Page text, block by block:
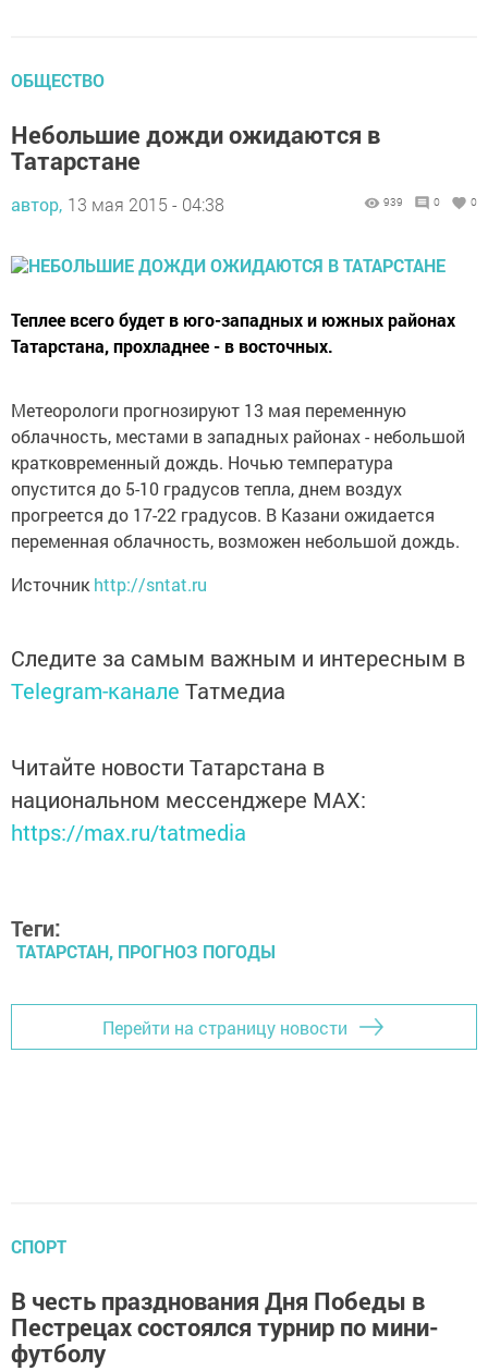
ОБЩЕСТВО
Небольшие дожди ожидаются в
Татарстане
автор, 13 мая 2015 - 04:38 939 0 0
Теплее всего будет в юго-западных и южных районах
Татарстана, прохладнее - в восточных.
Метеорологи прогнозируют 13 мая переменную
облачность, местами в западных районах - небольшой
кратковременный дождь. Ночью температура
опустится до 5-10 градусов тепла, днем воздух
прогреется до 17-22 градусов. В Казани ожидается
переменная облачность, возможен небольшой дождь.
Источникhttp://sntat.ru
Следите за самым важным и интересным в
Telegram-канале Татмедиа
Читайте новости Татарстана в
национальном мессенджере MАХ:
https://max.ru/tatmedia
Теги:
ТАТАРСТАН, ПРОГНОЗ ПОГОДЫ
Перейти на страницу новости
СПОРТ
В честь празднования Дня Победы в
Пестрецах состоялся турнир по мини-
футболу